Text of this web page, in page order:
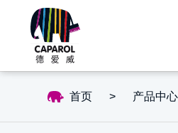
首页 > 产品中心